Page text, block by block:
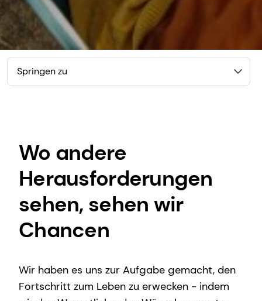
Springen zu
Wo andere
Herausforderungen
sehen, sehen wir
Chancen
Wir haben es uns zur Aufgabe gemacht, den
Fortschritt zum Leben zu erwecken - indem